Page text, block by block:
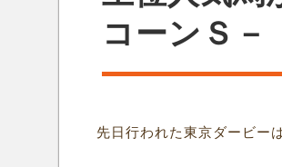
コーンＳ－
先日行われた東京ダービー